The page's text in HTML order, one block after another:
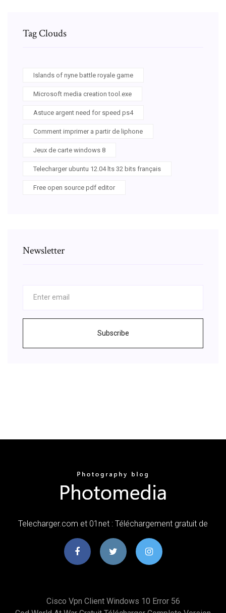
Tag Clouds
Islands of nyne battle royale game
Microsoft media creation tool.exe
Astuce argent need for speed ps4
Comment imprimer a partir de liphone
Jeux de carte windows 8
Telecharger ubuntu 12.04 lts 32 bits français
Free open source pdf editor
Newsletter
Subscribe
Telecharger.com et 01net : Téléchargement gratuit de
Cisco Vpn Client Windows 10 Error 56